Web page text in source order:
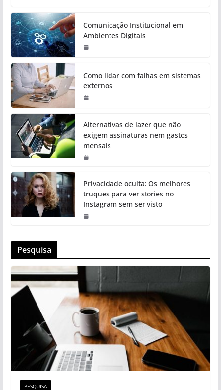
Comunicação Institucional em
Ambientes Digitais
Como lidar com falhas em sistemas
externos
Alternativas de lazer que não
exigem assinaturas nem gastos
mensais
Privacidade oculta: Os melhores
truques para ver stories no
Instagram sem ser visto
Pesquisa
PESQUISA